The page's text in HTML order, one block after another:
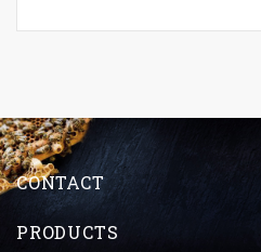
CONTACT
PRODUCTS